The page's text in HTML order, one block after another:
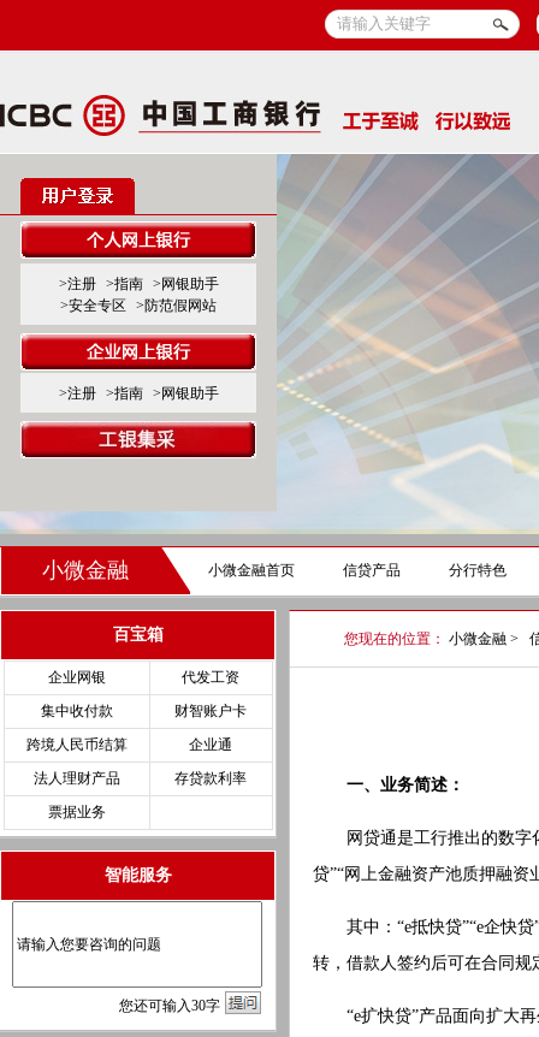
>注册 >指南
>网银助手
>安全专区
>防范假网站
>注册 >指南 >网银助手
小微金融 小微金融首页 信贷产品 分行特色
百宝箱
企业网银
代发工资
集中收付款
财智账户卡
跨境人民币结算
企业通
法人理财产品
存贷款利率
票据业务
智能服务
您还可输入30字
您现在的位置： 小微金融 >
一、业务简述：
网贷通是工行推出的数字化
贷”“网上金融资产池质押融资
其中：“e抵快贷”“e企快贷
转，借款人签约后可在合同
“e扩快贷”产品面向扩大再